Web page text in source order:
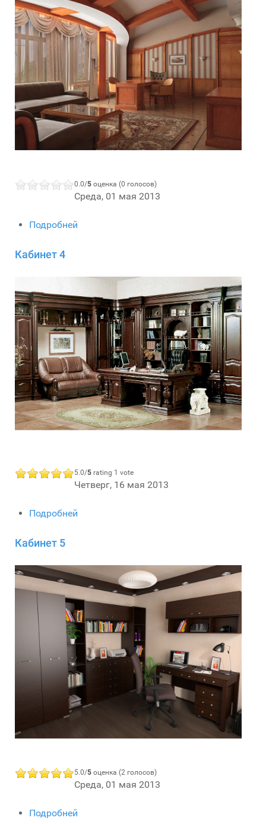
0.0/5 оценка (0 голосов)
Среда, 01 мая 2013
Подробней
Кабинет 4
5.0/5 rating 1 vote
Четверг, 16 мая 2013
Подробней
Кабинет 5
5.0/5 оценка (2 голосов)
Среда, 01 мая 2013
Подробней